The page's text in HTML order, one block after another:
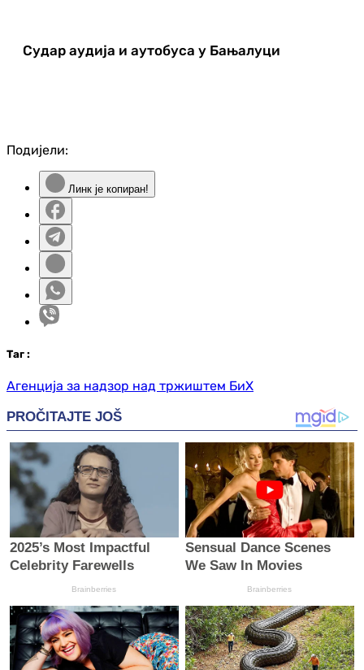
Судар аудија и аутобуса у Бањалуци
Подијели:
Линк је копиран!
Таг :
Агенција за надзор над тржиштем БиХ